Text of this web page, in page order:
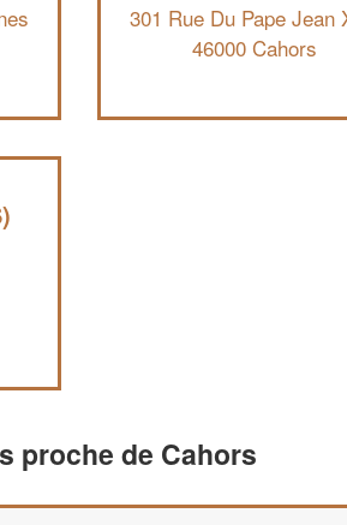
301 Rue Du Pape Jean
46000 Cahors
proche de Cahors